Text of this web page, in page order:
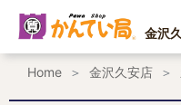
ス
金沢
Home 金沢久安店